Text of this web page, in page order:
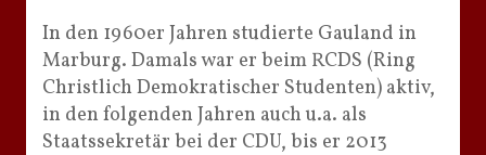
In den 1960er Jahren studierte Gauland in
Marburg. Damals war er beim RCDS (Ring
Christlich Demokratischer Studenten) aktiv,
in den folgenden Jahren auch u.a. als
Staatssekretär bei der CDU, bis er 2013